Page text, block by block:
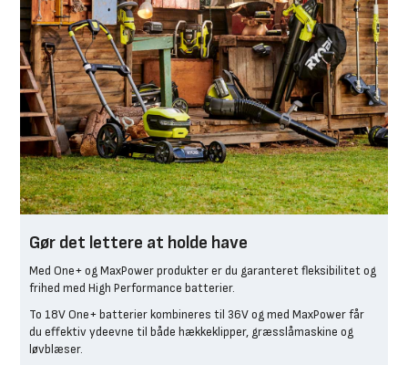
Gør det lettere at holde have
Med One+ og MaxPower produkter er du garanteret fleksibilitet og
frihed med High Performance batterier.
To 18V One+ batterier kombineres til 36V og med MaxPower får
du effektiv ydeevne til både hækkeklipper, græsslåmaskine og
løvblæser.